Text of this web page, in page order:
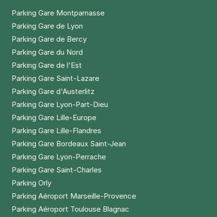
Parking Gare Montparnasse
Parking Gare de Lyon
Parking Gare de Bercy
Parking Gare du Nord
Parking Gare de l'Est
Parking Gare Saint-Lazare
Parking Gare d'Austerlitz
Parking Gare Lyon-Part-Dieu
Parking Gare Lille-Europe
Parking Gare Lille-Flandres
Parking Gare Bordeaux Saint-Jean
Parking Gare Lyon-Perrache
Parking Gare Saint-Charles
Parking Orly
Parking Aéroport Marseille-Provence
Parking Aéroport Toulouse Blagnac